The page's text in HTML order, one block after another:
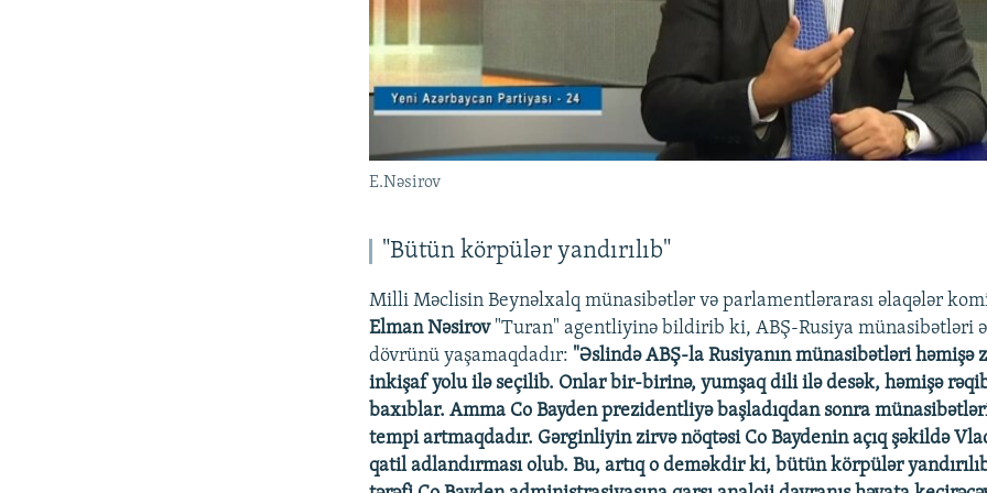
E.Nəsirov
"Bütün körpülər yandırılıb"
Milli Məclisin Beynəlxalq münasibətlər və parlamentlərarası əlaqələr
Elman Nəsirov"Turan" agentliyinə bildirib ki, ABŞ-Rusiya münasibətləri
dövrünü yaşamaqdadır: "Əslində ABŞ-la Rusiyanın münasibətləri həmişə
inkişaf yolu ilə seçilib. Onlar bir-birinə, yumşaq dili ilə desək, həmişə
baxıblar. Amma Co Bayden prezidentliyə başladıqdan sonra
tempi artmaqdadır. Gərginliyin zirvə nöqtəsi Co Baydenin açıq şəkildə
qatil adlandırması olub. Bu, artıq o deməkdir ki, bütün körpülər